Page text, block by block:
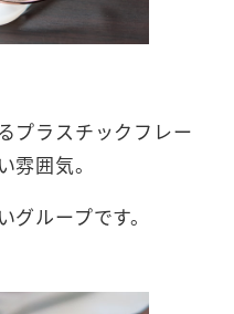
プラスチックフレー
雰囲気。
ループです。